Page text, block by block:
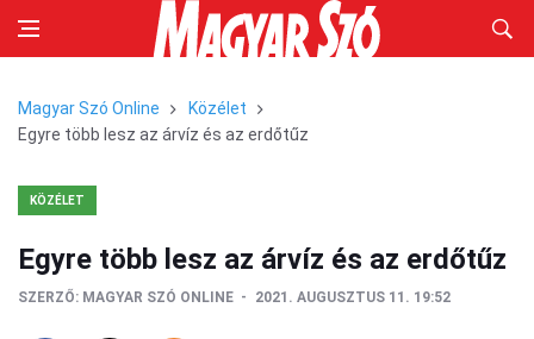
Magyar Szó Online
Közélet
Egyre több lesz az árvíz és az erdőtűz
KÖZÉLET
Egyre több lesz az árvíz és az erdőtűz
SZERZŐ: MAGYAR SZÓ ONLINE 2021. AUGUSZTUS 11. 19:52